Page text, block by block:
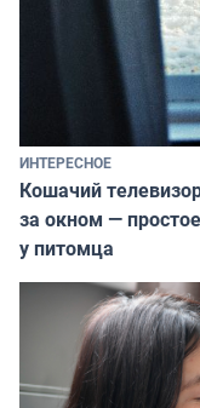
ИНТЕРЕСНОЕ
Кошачий
за окном —
у питомца